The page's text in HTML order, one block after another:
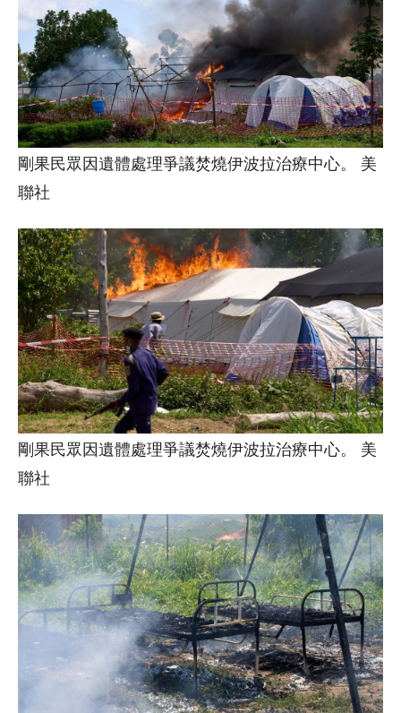
剛果民眾因遺體處理爭議焚燒伊波拉治療中心。 美
聯社
剛果民眾因遺體處理爭議焚燒伊波拉治療中心。 美
聯社